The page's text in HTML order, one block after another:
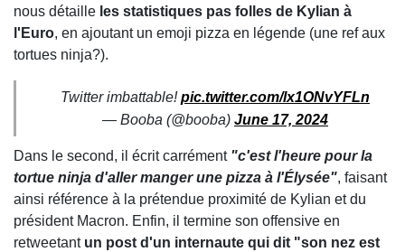
nous détaille les statistiques pas folles de Kylian à
l'Euro, en ajoutant un emoji pizza en légende (une ref aux
tortues ninja?).
Twitter imbattable!pic.twitter.com/lx1ONvYFLn
— Booba (@booba) June 17, 2024
Dans le second, il écrit carrément "c'est l'heure pour la
tortue ninja d'aller manger une pizza à l'Élysée", faisant
ainsi référence à la prétendue proximité de Kylian et du
président Macron. Enfin, il termine son offensive en
retweetant un post d'un internaute qui dit "son nez est